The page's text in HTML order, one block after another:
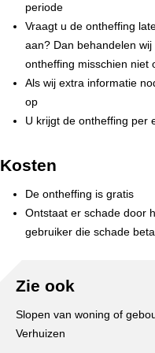
periode
Vraagt u de ontheffing
aan? Dan behandelen
ontheffing misschien niet
Als wij extra informatie
op
U krijgt de ontheffing per
Kosten
De ontheffing is gratis
Ontstaat er schade door
gebruiker die schade
Zie ook
Slopen van woning of
Verhuizen